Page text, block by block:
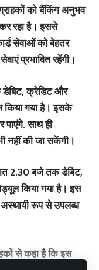
को बैंकिंग अनुभव
रहा है। इससे
सेवाओं को बेहतर
प्रभावित रहेंगी।
क्रेडिट और
किया गया है। इसके
साथ ही
की जा सकेंगी।
2.30 बजे तक डेबिट,
किया गया है। इस
रूप से उपलब्ध
से कहा है कि इस